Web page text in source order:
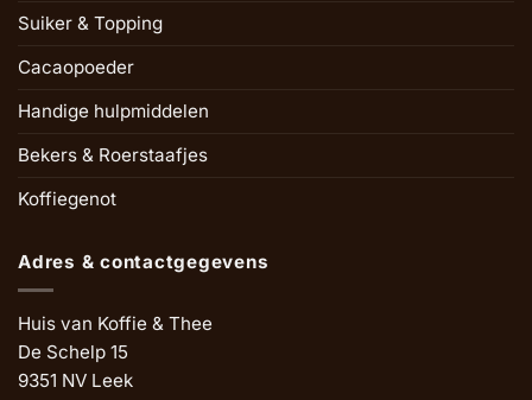
Suiker & Topping
Cacaopoeder
Handige hulpmiddelen
Bekers & Roerstaafjes
Koffiegenot
Adres & contactgegevens
Huis van Koffie & Thee
De Schelp 15
9351 NV Leek